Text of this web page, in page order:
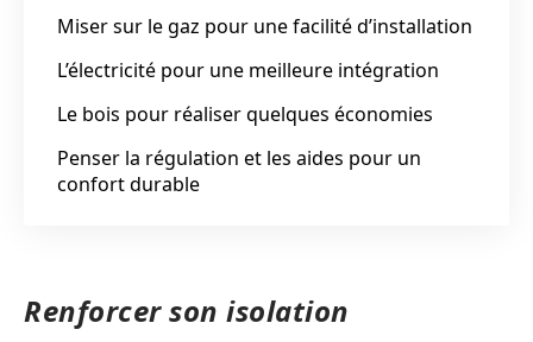
Miser sur le gaz pour une facilité d’installation
L’électricité pour une meilleure intégration
Le bois pour réaliser quelques économies
Penser la régulation et les aides pour un
confort durable
Renforcer son isolation